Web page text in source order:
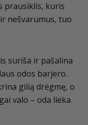
prausiklis, kuris
nešvarumus, tuo
suriša ir pašalina
odos barjero.
gilią drėgmę, o
valo – oda lieka